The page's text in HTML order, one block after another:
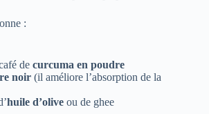
:
de curcuma en poudre
noir (il améliore l’absorption de la
huile d’olive ou de ghee